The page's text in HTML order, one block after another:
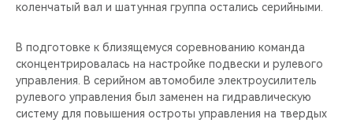
коленчатый вал и шатунная группа остались серийными.
В подготовке к близящемуся соревнованию команда
сконцентрировалась на настройке подвески и рулевого
управления. В серийном автомобиле электроусилитель
рулевого управления был заменен на гидравлическую
систему для повышения остроты управления на твердых